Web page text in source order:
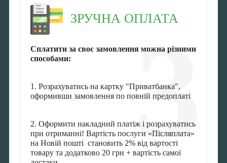
3
ЗРУЧНА ОПЛАТА
Сплатити за своє замовлення можна різними
способами:
1. Розрахуватись на картку "Приватбанка",
оформивши замовлення по повній предоплаті
2. Оформити накладний платіж і розрахуватись
при отриманні! Вартість послуги «Післяплата»
на Новій пошті становить 2% від вартості
товару та додатково 20 грн + вартість самої